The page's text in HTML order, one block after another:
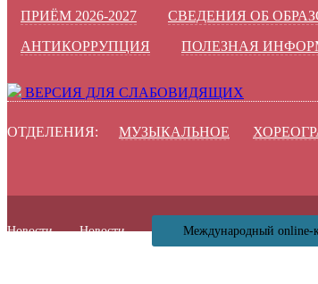
ПРИЁМ 2026-2027
СВЕДЕНИЯ ОБ
АНТИКОРРУПЦИЯ
ПОЛЕЗНАЯ
ВЕРСИЯ ДЛЯ СЛАБОВИДЯЩИХ
ОТДЕЛЕНИЯ: МУЗЫКАЛЬНОЕ
Новости Новости Международный online-